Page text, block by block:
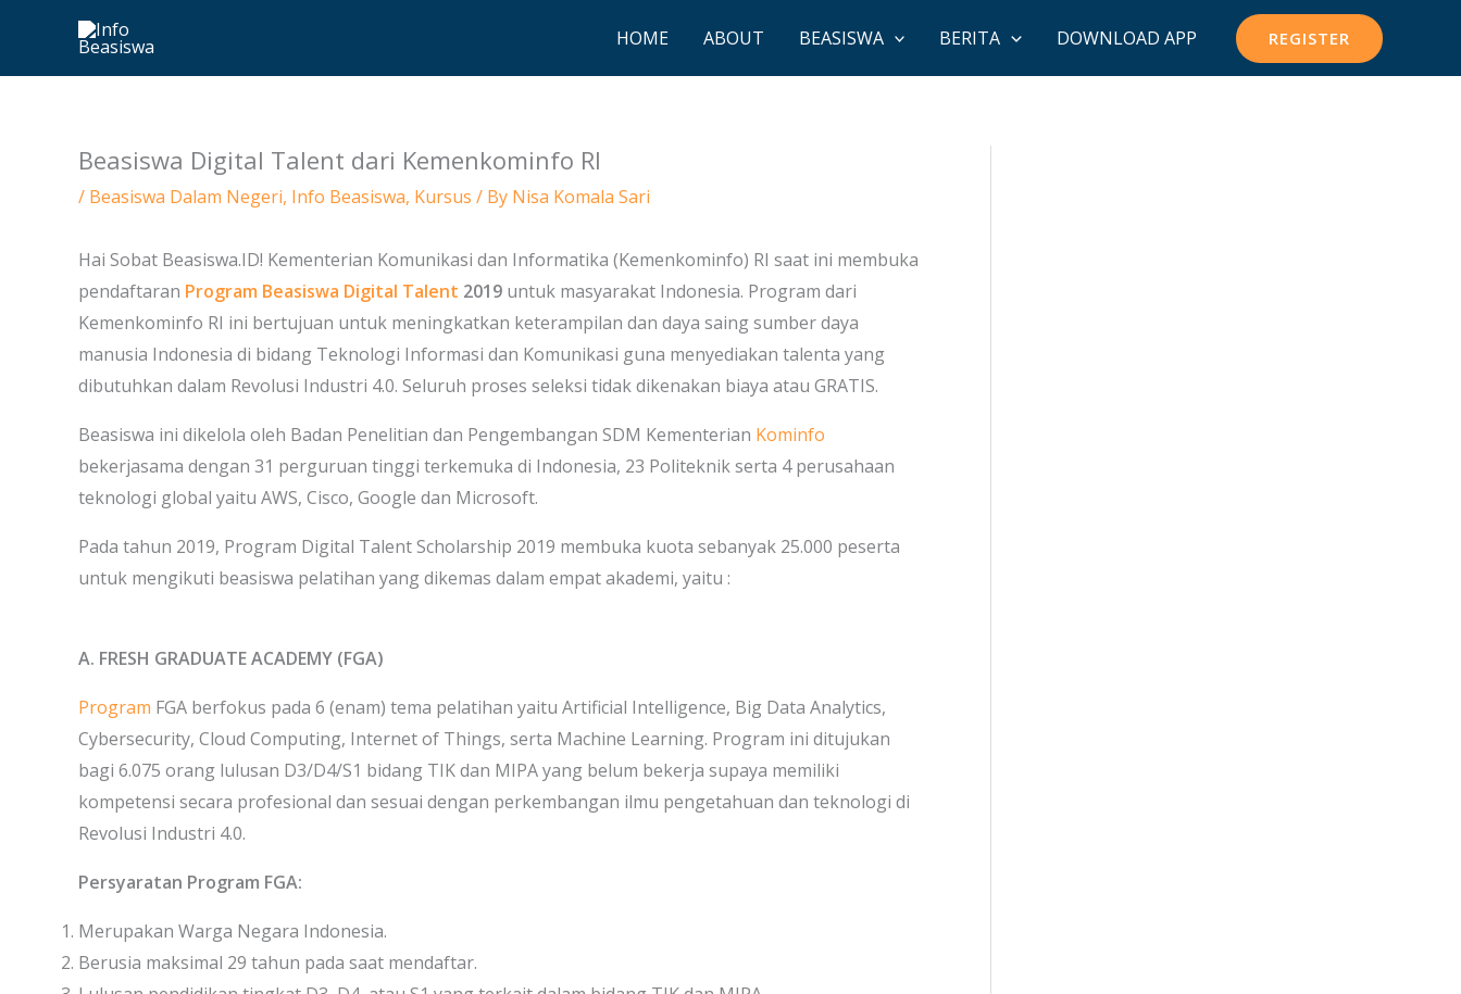
content
HOME ABOUT BEASISWA BERITA DOWNLOAD APP REGISTER
Beasiswa Digital Talent dari Kemenkominfo RI
/ Beasiswa Dalam Negeri, Info Beasiswa, Kursus / By Nisa Komala Sari
Hai Sobat Beasiswa.ID! Kementerian Komunikasi dan Informatika (Kemenkominfo) RI saat ini membuka
pendaftaran Program Beasiswa Digital Talent 2019 untuk masyarakat Indonesia. Program dari
Kemenkominfo RI ini bertujuan untuk meningkatkan keterampilan dan daya saing sumber daya
manusia Indonesia di bidang Teknologi Informasi dan Komunikasi guna menyediakan talenta yang
dibutuhkan dalam Revolusi Industri 4.0. Seluruh proses seleksi tidak dikenakan biaya atau GRATIS.
Beasiswa ini dikelola oleh Badan Penelitian dan Pengembangan SDM Kementerian Kominfo
bekerjasama dengan 31 perguruan tinggi terkemuka di Indonesia, 23 Politeknik serta 4 perusahaan
teknologi global yaitu AWS, Cisco, Google dan Microsoft.
Pada tahun 2019, Program Digital Talent Scholarship 2019 membuka kuota sebanyak 25.000 peserta
untuk mengikuti beasiswa pelatihan yang dikemas dalam empat akademi, yaitu :
A. FRESH GRADUATE ACADEMY (FGA)
Program FGA berfokus pada 6 (enam) tema pelatihan yaitu Artificial Intelligence, Big Data Analytics,
Cybersecurity, Cloud Computing, Internet of Things, serta Machine Learning. Program ini ditujukan
bagi 6.075 orang lulusan D3/D4/S1 bidang TIK dan MIPA yang belum bekerja supaya memiliki
kompetensi secara profesional dan sesuai dengan perkembangan ilmu pengetahuan dan teknologi di
Revolusi Industri 4.0.
Persyaratan Program FGA:
Merupakan Warga Negara Indonesia.
Berusia maksimal 29 tahun pada saat mendaftar.